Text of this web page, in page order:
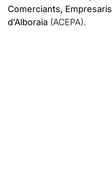
Comerciants,
d’Alboraia (ACEPA).